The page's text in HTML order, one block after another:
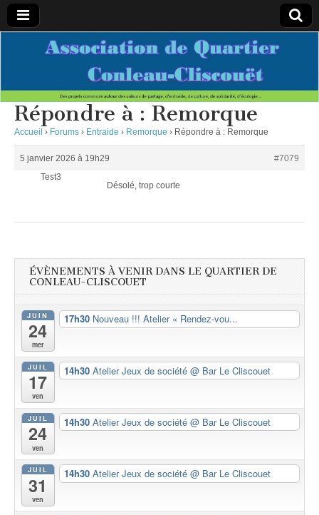
Association
de
Quartier
Conleau-
Des projets
valeurs de
partage,
d’entraide,
de culture,
de
solidarité,
d’écologie…
Répondre à : Remorque
Accueil › Forums › Entraide › Remorque › Répondre à : Remorque
5 janvier 2026 à 19h29
#7079
Test3
Désolé, trop courte
ÉVÈNEMENTS À VENIR DANS LE QUARTIER DE
CONLEAU-CLISCOUET
JUIN
24
mer
17h30 Nouveau !!! Atelier « Rendez-vou...
JUIL
17
ven
14h30 Atelier Jeux de société @ Bar Le Cliscouet
JUIL
24
ven
14h30 Atelier Jeux de société @ Bar Le Cliscouet
JUIL
31
ven
14h30 Atelier Jeux de société @ Bar Le Cliscouet